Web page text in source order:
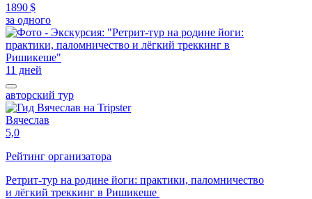
1890 $
за одного
11 дней
авторский тур
Вячеслав
5,0
Рейтинг организатора
Ретрит-тур на родине йоги: практики, паломничество
и лёгкий треккинг в Ришикеше